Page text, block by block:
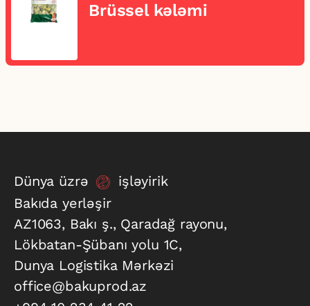
Brüssel kələmi
Dünya üzrə
işləyirik
Bakıda yerləşir
AZ1063, Bakı ş., Qaradağ rayonu,
Lökbatan-Şübanı yolu 1C,
Dunya Logistika Mərkəzi
office@bakuprod.az